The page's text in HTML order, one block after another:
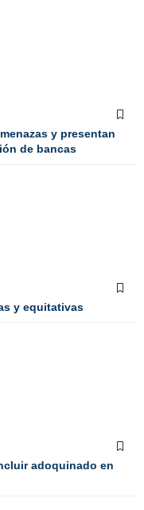
y presentan
de bancas
y equitativas
adoquinado en